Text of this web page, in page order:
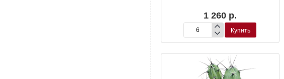
1 260 р.
Микс
рипсалисов
Купить